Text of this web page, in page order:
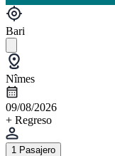
Bari
Nîmes
09/08/2026
+ Regreso
1 Pasajero